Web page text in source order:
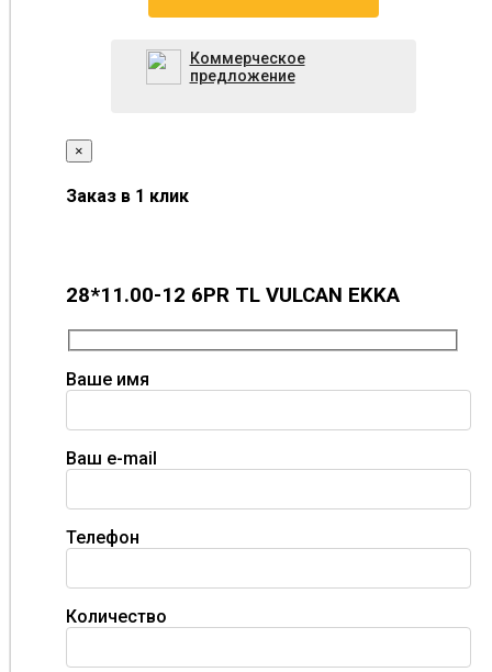
Коммерческое
предложение
×
Заказ в 1 клик
28*11.00-12 6PR TL VULCAN EKKA
Ваше имя
Ваш e-mail
Телефон
Количество